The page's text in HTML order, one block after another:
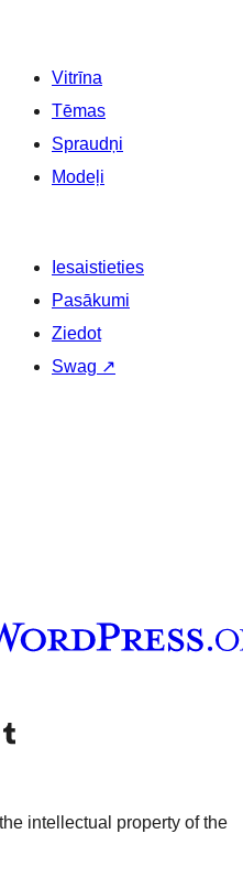
Vitrīna
Tēmas
Spraudņi
Modeļi
Iesaistieties
Pasākumi
Ziedot
Swag ↗
kanālu
Apmeklējiet mūsu Tumblr kontu
intellectual property of the